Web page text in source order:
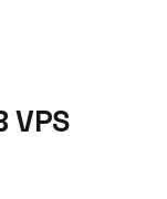
VPS